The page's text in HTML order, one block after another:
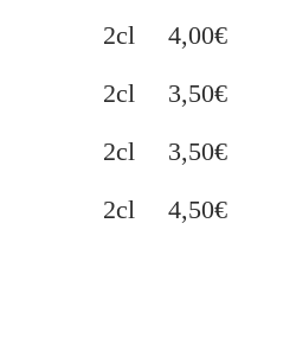
2cl
4,00€
2cl
3,50€
2cl
3,50€
2cl 4,50€